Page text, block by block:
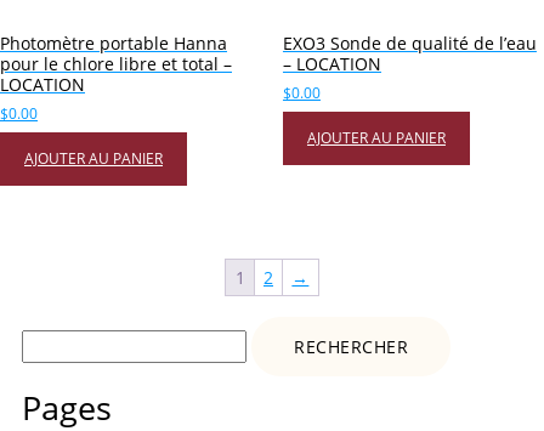
Photomètre portable Hanna
pour le chlore libre et total –
LOCATION
$0.00
AJOUTER AU PANIER
EXO3 Sonde de qualité de l’eau
– LOCATION
$0.00
AJOUTER AU PANIER
1 2 →
Rechercher :
Pages